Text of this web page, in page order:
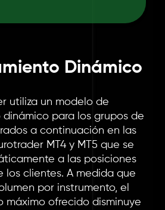
Dinámico
utiliza un modelo de
para los grupos de
a continuación en las
MT4 y MT5 que se
a las posiciones
los clientes. A medida que
por instrumento, el
máximo ofrecido disminuye